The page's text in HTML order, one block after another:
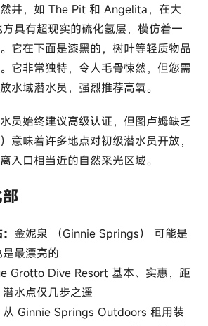
井，如 The Pit 和 Angelita，在大
具有超现实的硫化氢层，模仿着一
它在下面是漆黑的，树叶等轻质物品
它非常独特，令人毛骨悚然，但您需
水域潜水员，强烈推荐高氧。
员始终建议高级认证，但图卢姆缺乏
意味着许多地点对初级潜水员开放，
入口相当近的自然采光区域。
金妮泉 （Ginnie Springs） 可能是
最漂亮的
Grotto Dive Resort 基本、实惠，距
水点仅几步之遥
从 Ginnie Springs Outdoors 租用装